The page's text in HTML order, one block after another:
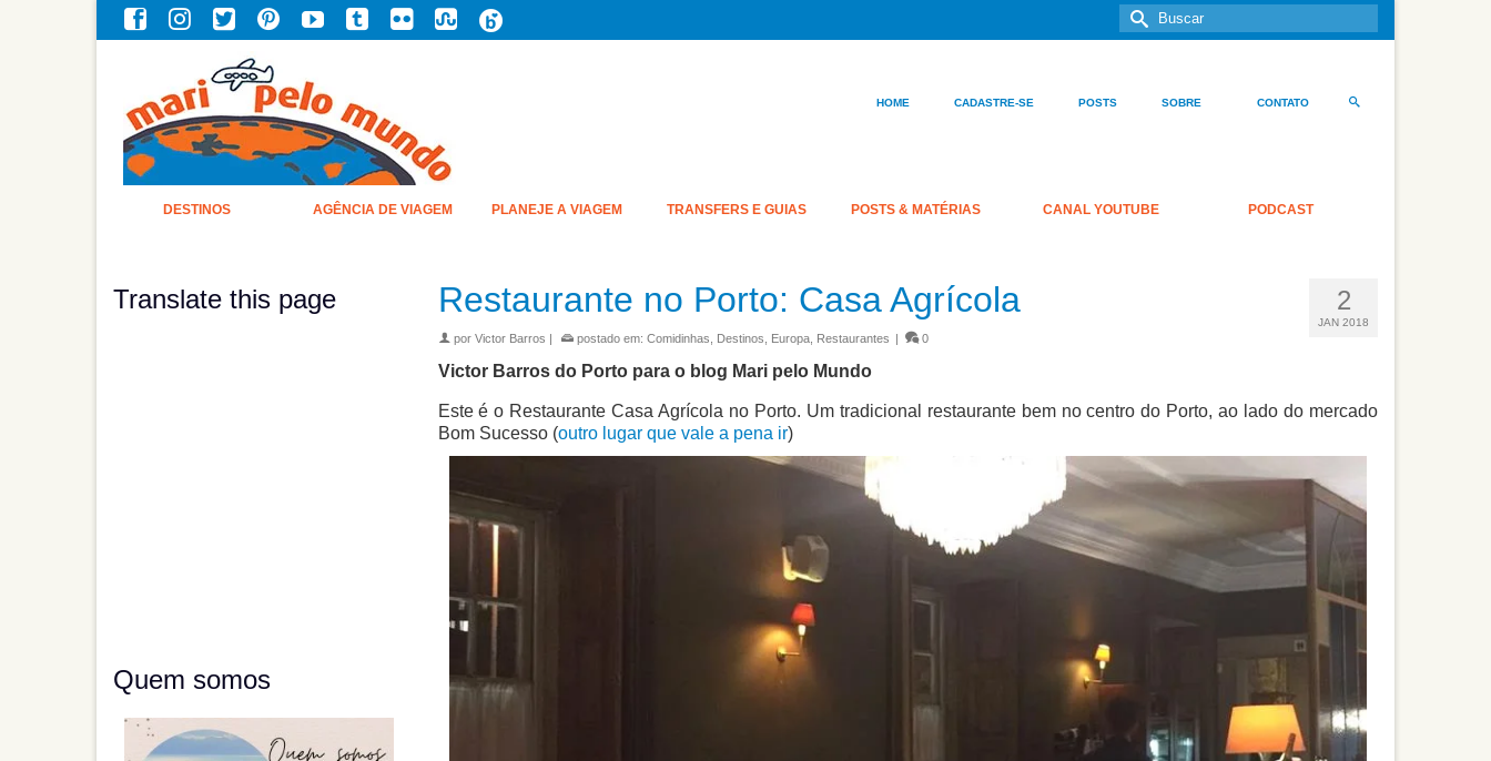
Buscar
por:
HOME CADASTRE-SE POSTS SOBRE CONTATO
DESTINOS AGÊNCIA DE VIAGEM PLANEJE A VIAGEM TRANSFERS E GUIAS POSTS & MATÉRIAS CANAL YOUTUBE PODCAST
2
JAN 2018
Restaurante no Porto: Casa Agrícola
por Victor Barros postado em: Comidinhas Destinos Europa, Restaurantes 0
Victor Barros do Porto para o blog Mari pelo Mundo
Este é o Restaurante Casa Agrícola no Porto. Um tradicional restaurante bem no centro do Porto, ao lado do mercado
Bom Sucesso (outro lugar que vale a pena ir)
Translate this page
Quem somos